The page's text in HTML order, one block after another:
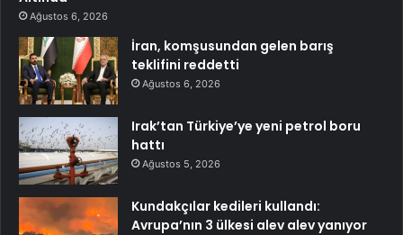
Ağustos 6, 2026
İran, komşusundan gelen barış
teklifini reddetti
Ağustos 6, 2026
Irak’tan Türkiye’ye yeni petrol boru
hattı
Ağustos 5, 2026
Kundakçılar kedileri kullandı:
Avrupa’nın 3 ülkesi alev alev yanıyor